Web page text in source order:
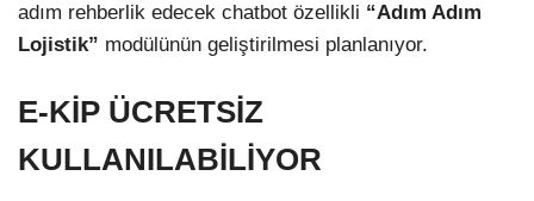
adım rehberlik edecek chatbot özellikli “Adım Adım
Lojistik” modülünün geliştirilmesi planlanıyor.
E-KİP ÜCRETSİZ
KULLANILABİLİYOR